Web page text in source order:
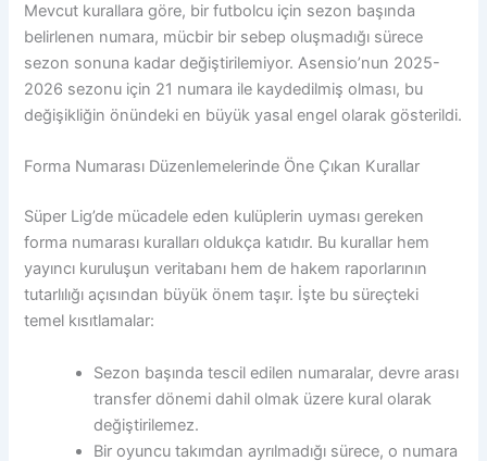
Mevcut kurallara göre, bir futbolcu için sezon başında
belirlenen numara, mücbir bir sebep oluşmadığı sürece
sezon sonuna kadar değiştirilemiyor. Asensio’nun 2025-
2026 sezonu için 21 numara ile kaydedilmiş olması, bu
değişikliğin önündeki en büyük yasal engel olarak gösterildi.
Forma Numarası Düzenlemelerinde Öne Çıkan Kurallar
Süper Lig’de mücadele eden kulüplerin uyması gereken
forma numarası kuralları oldukça katıdır. Bu kurallar hem
yayıncı kuruluşun veritabanı hem de hakem raporlarının
tutarlılığı açısından büyük önem taşır. İşte bu süreçteki
temel kısıtlamalar:
Sezon başında tescil edilen numaralar, devre arası
transfer dönemi dahil olmak üzere kural olarak
değiştirilemez.
Bir oyuncu takımdan ayrılmadığı sürece, o numara